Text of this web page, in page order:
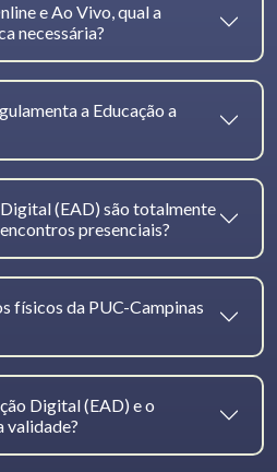
e Ao Vivo, qual a
necessária?
a Educação a
(EAD) são totalmente
presenciais?
físicos da PUC-Campinas
Digital (EAD) e o
validade?